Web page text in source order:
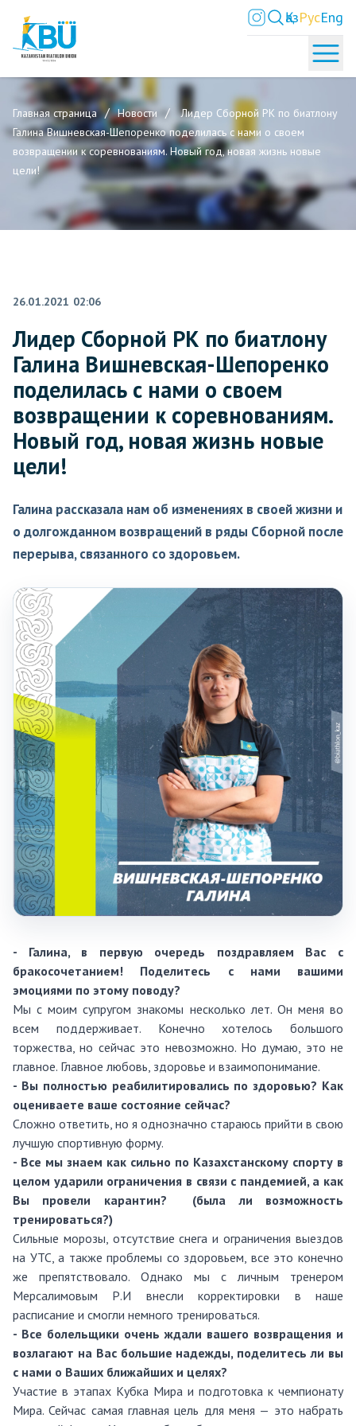
ҚазРусEng
Главная страница Новости
Лидер Сборной РК по биатлону
Галина Вишневская-Шепоренко поделилась с нами о своем
возвращении к соревнованиям. Новый год, новая жизнь новые
цели!
26.01.2021 02:06
Лидер Сборной РК по биатлону
Галина Вишневская-Шепоренко
поделилась с нами о своем
возвращении к соревнованиям.
Новый год, новая жизнь новые
цели!
Галина рассказала нам об изменениях в своей жизни и
о долгожданном возвращений в ряды Сборной после
перерыва, связанного со здоровьем.
- Галина, в первую очередь поздравляем Вас с
бракосочетанием! Поделитесь с нами вашими
эмоциями по этому поводу?
Мы с моим супругом знакомы несколько лет. Он меня во
всем поддерживает. Конечно хотелось большого
торжества, но сейчас это невозможно. Но думаю, это не
главное. Главное любовь, здоровье и взаимопонимание.
- Вы полностью реабилитировались по здоровью? Как
оцениваете ваше состояние сейчас?
Сложно ответить, но я однозначно стараюсь прийти в свою
лучшую спортивную форму.
- Все мы знаем как сильно по Казахстанскому спорту в
целом ударили ограничения в связи с пандемией, а как
Вы провели карантин? (была ли возможность
тренироваться?)
Сильные морозы, отсутствие снега и ограничения выездов
на УТС, а также проблемы со здоровьем, все это конечно
же препятствовало. Однако мы с личным тренером
Мерсалимовым Р.И внесли корректировки в наше
расписание и смогли немного тренироваться.
- Все болельщики очень ждали вашего возвращения и
возлагают на Вас большие надежды, поделитесь ли вы
с нами о Ваших ближайших и целях?
Участие в этапах Кубка Мира и подготовка к чемпионату
Мира. Сейчас самая главная цель для меня — это набрать